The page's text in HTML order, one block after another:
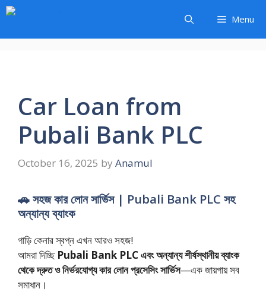
Skip
content
Menu
Car Loan from
Pubali Bank PLC
October 16, 2025 by Anamul
🚗 সহজ কার লোন সার্ভিস | Pubali Bank PLC সহ
অন্যান্য ব্যাংক
গাড়ি কেনার স্বপ্ন এখন আরও সহজ!
আমরা দিচ্ছি Pubali Bank PLC এবং অন্যান্য শীর্ষস্থানীয় ব্যাংক
থেকে দ্রুত ও নির্ভরযোগ্য কার লোন প্রসেসিং সার্ভিস—এক জায়গায় সব
সমাধান।